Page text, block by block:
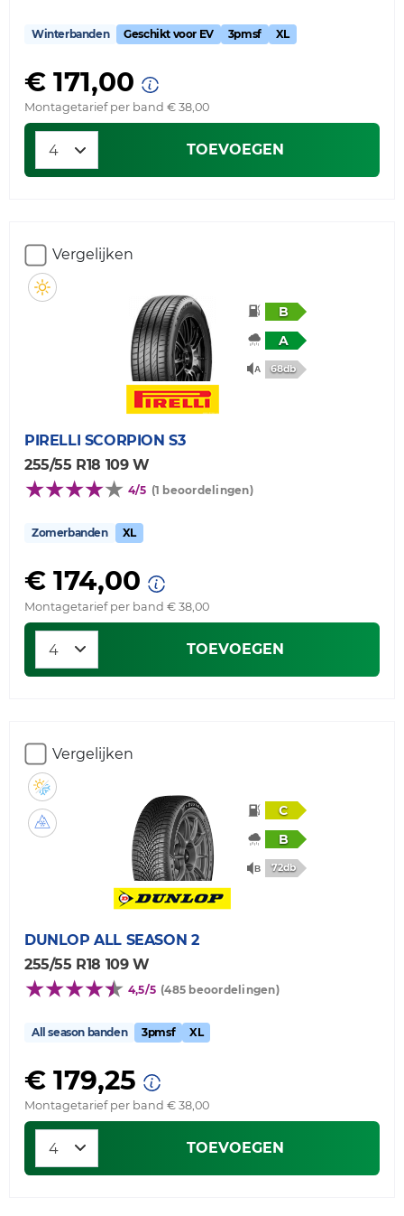
Winterbanden Geschikt voor EV 3pmsf XL
€ 171,00
Montagetarief per band € 38,00
TOEVOEGEN
Vergelijken
B
A
68db
PIRELLI SCORPION S3
255/55 R18 109 W
4/5 (1 beoordelingen)
Zomerbanden XL
€ 174,00
Montagetarief per band € 38,00
TOEVOEGEN
Vergelijken
C
B
72db
DUNLOP ALL SEASON 2
255/55 R18 109 W
4,5/5 (485 beoordelingen)
All season banden 3pmsf XL
€ 179,25
Montagetarief per band € 38,00
TOEVOEGEN